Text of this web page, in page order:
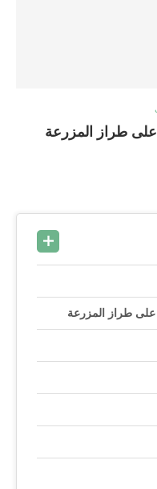
على طراز المزرعة
على طراز المزرعة